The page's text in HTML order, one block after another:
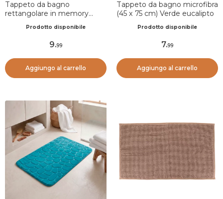
Tappeto da bagno
rettangolare in memory
Prodotto disponibile
9.99
Aggiungo al carrello
Tappeto da bagno microfibra
(45 x 75 cm) Verde eucalipto
Prodotto disponibile
7.99
Aggiungo al carrello